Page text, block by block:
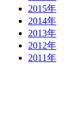
2015年
2014年
2013年
2012年
2011年